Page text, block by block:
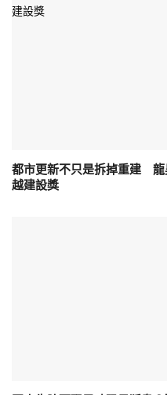
都市更新不只是拆掉重建 龍
越建設獎